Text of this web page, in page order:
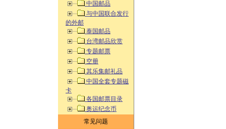
中国邮品
与中国联合发行
的外邮
泰国邮品
台湾邮品欣赏
专题邮票
空册
其乐集邮礼品
中国全套专题磁
卡
各国邮票目录
奥运纪念币
常见问题